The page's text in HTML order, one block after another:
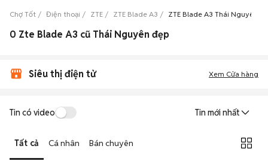
Chợ Tốt Điện thoại ZTE ZTE Blade A3 ZTE Blade A3 Thái Nguyên
0 Zte Blade A3 cũ Thái Nguyên đẹp
Siêu thị điện tử Xem Cửa hàng
Tin có video Tin mới nhất
Tất cả Cá nhân Bán chuyên